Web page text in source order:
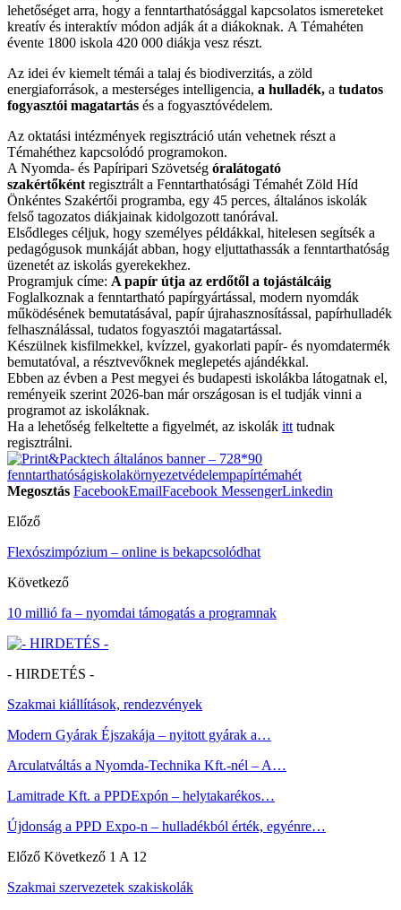
lehetőséget arra, hogy a fenntarthatósággal kapcsolatos ismereteket
kreatív és interaktív módon adják át a diákoknak. A Témahéten
évente 1800 iskola 420 000 diákja vesz részt.
Az idei év kiemelt témái a talaj és biodiverzitás, a zöld
energiaforrások, a mesterséges intelligencia, a hulladék, a tudatos
fogyasztói magatartás és a fogyasztóvédelem.
Az oktatási intézmények regisztráció után vehetnek részt a
Témahéthez kapcsolódó programokon.
A Nyomda- és Papíripari Szövetség óralátogató
szakértőként regisztrált a Fenntarthatósági Témahét Zöld Híd
Önkéntes Szakértői programba, egy 45 perces, általános iskolák
felső tagozatos diákjainak kidolgozott tanórával.
Elsődleges céljuk, hogy személyes példákkal, hitelesen segítsék a
pedagógusok munkáját abban, hogy eljuttathassák a fenntarthatóság
üzenetét az iskolás gyerekekhez.
Programjuk címe: A papír útja az erdőtől a tojástálcáig
Foglalkoznak a fenntartható papírgyártással, modern nyomdák
működésének bemutatásával, papír újrahasznosítással, papírhulladék
felhasználással, tudatos fogyasztói magatartással.
Készülnek kisfilmekkel, kvízzel, gyakorlati papír- és nyomdatermék
bemutatóval, a résztvevőknek meglepetés ajándékkal.
Ebben az évben a Pest megyei és budapesti iskolákba látogatnak el,
reményeik szerint 2026-ban már országosan is el tudják vinni a
programot az iskoláknak.
Ha a lehetőség felkeltette a figyelmét, az iskolák itt tudnak
regisztrálni.
fenntarthatóságiskolakörnyezetvédelempapírtémahét
Megosztás FacebookEmailFacebook MessengerLinkedin
Előző
Flexószimpózium – online is bekapcsolódhat
Következő
10 millió fa – nyomdai támogatás a programnak
- HIRDETÉS -
Szakmai kiállítások, rendezvények
Modern Gyárak Éjszakája – nyitott gyárak a…
Arculatváltás a Nyomda-Technika Kft.-nél – A…
Lamitrade Kft. a PPDExpón – helytakarékos…
Újdonság a PPD Expo-n – hulladékból érték, egyénre…
Előző Következő 1 A 12
Szakmai szervezetek szakiskolák